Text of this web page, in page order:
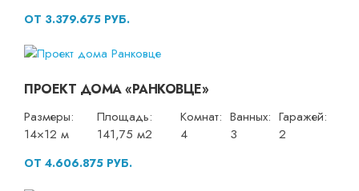
ОТ 3.379.675 РУБ.
ПРОЕКТ ДОМА «РАНКОВЦЕ»
Размеры:
14×12 м
Площадь:
141,75 м2
Комнат:
4
Ванных:
3
Гаражей:
2
ОТ 4.606.875 РУБ.